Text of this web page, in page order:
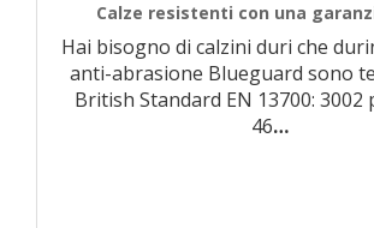
Calze resistenti con una
Hai bisogno di calzini duri che
anti-abrasione Blueguard sono
British Standard EN 13700: 3002
46…